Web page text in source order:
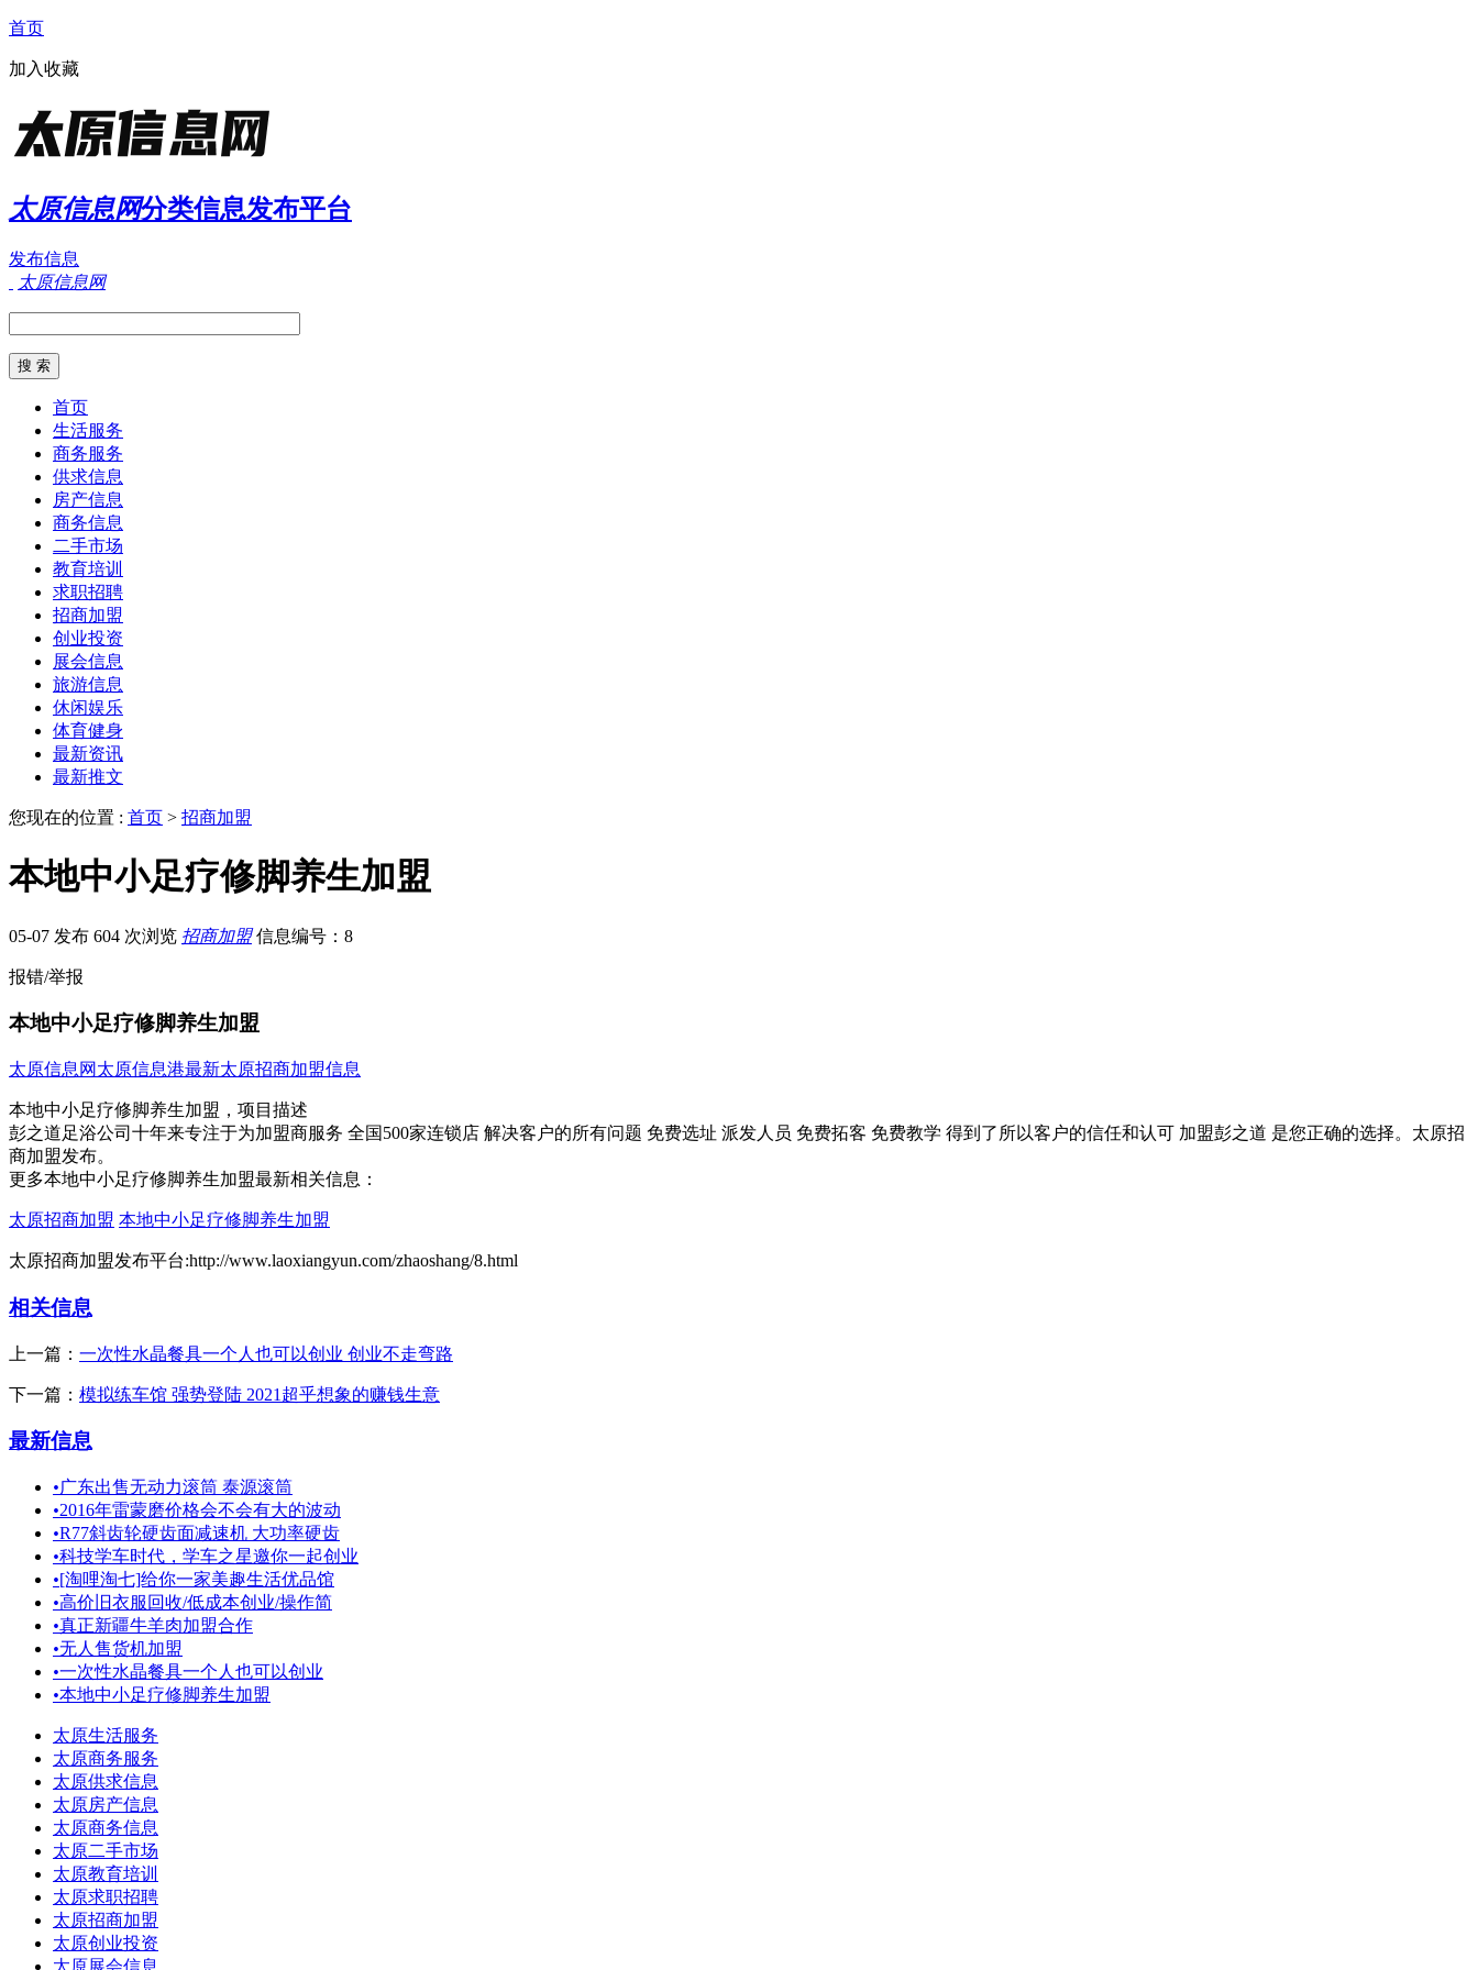
首页
加入收藏
太原信息网分类信息发布平台
发布信息
太原信息网
首页
生活服务
商务服务
供求信息
房产信息
商务信息
二手市场
教育培训
求职招聘
招商加盟
创业投资
展会信息
旅游信息
休闲娱乐
体育健身
最新资讯
最新推文
您现在的位置 : 首页 > 招商加盟
本地中小足疗修脚养生加盟
05-07 发布 604 次浏览 招商加盟 信息编号：8
报错/举报
本地中小足疗修脚养生加盟
太原信息网 太原信息港最新太原招商加盟信息
本地中小足疗修脚养生加盟，项目描述
彭之道足浴公司十年来专注于为加盟商服务 全国500家连锁店 解决客户的所有问题 免费选址 派发人员 免费拓客 免费教学 得到了所以客户的信任和认可 加盟彭之道 是您正确的选择。太原招
商加盟发布。
更多本地中小足疗修脚养生加盟最新相关信息：
太原招商加盟 本地中小足疗修脚养生加盟
太原招商加盟发布平台:http://www.laoxiangyun.com/zhaoshang/8.html
相关信息
上一篇： 一次性水晶餐具一个人也可以创业 创业不走弯路
下一篇： 模拟练车馆 强势登陆 2021超乎想象的赚钱生意
最新信息
•广东出售无动力滚筒 泰源滚筒
•2016年雷蒙磨价格会不会有大的波动
•R77斜齿轮硬齿面减速机 大功率硬齿
•科技学车时代，学车之星邀你一起创业
•[淘哩淘七]给你一家美趣生活优品馆
•高价旧衣服回收/低成本创业/操作简
•真正新疆牛羊肉加盟合作
•无人售货机加盟
•一次性水晶餐具一个人也可以创业
•本地中小足疗修脚养生加盟
太原生活服务
太原商务服务
太原供求信息
太原房产信息
太原商务信息
太原二手市场
太原教育培训
太原求职招聘
太原招商加盟
太原创业投资
太原展会信息